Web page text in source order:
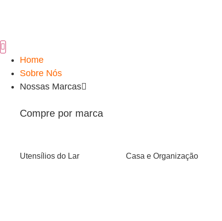
Home
Sobre Nós
Nossas Marcas
Compre por marca
Utensílios do Lar Casa e Organização